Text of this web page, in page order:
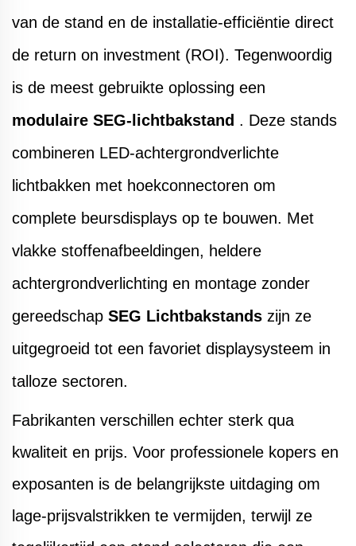
van de stand en de installatie-efficiëntie direct
de return on investment (ROI). Tegenwoordig
is de meest gebruikte oplossing een
modulaire SEG-lichtbakstand . Deze stands
combineren LED-achtergrondverlichte
lichtbakken met hoekconnectoren om
complete beursdisplays op te bouwen. Met
vlakke stoffenafbeeldingen, heldere
achtergrondverlichting en montage zonder
gereedschap SEG Lichtbakstands zijn ze
uitgegroeid tot een favoriet displaysysteem in
talloze sectoren.
Fabrikanten verschillen echter sterk qua
kwaliteit en prijs. Voor professionele kopers en
exposanten is de belangrijkste uitdaging om
lage-prijsvalstrikken te vermijden, terwijl ze